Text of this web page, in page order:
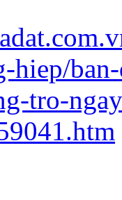
hiep/
tro-